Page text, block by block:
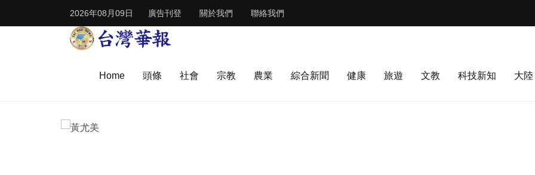
2026年08月09日 廣告刊登 關於我們 聯絡我們
Home 頭條 社會 宗教 農業 綜合新聞 健康 旅遊 文教 科技新知 大陸